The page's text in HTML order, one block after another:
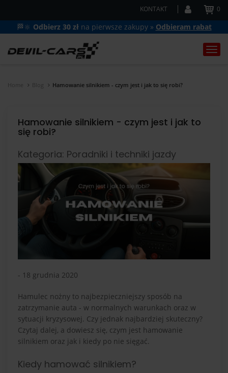
KONTAKT 0
🏁🔆 Odbierz 30 zł na pierwsze zakupy » Odbieram rabat
Home Blog Hamowanie silnikiem - czym jest i jak to się robi?
Hamowanie silnikiem - czym jest i jak to
się robi?
Kategoria: Poradniki i techniki jazdy
- 18 grudnia 2020
Hamulec nożny to najbezpieczniejszy sposób na
zatrzymanie auta - w normalnych warunkach oraz w
sytuacji kryzysowej. Czy jednak najbardziej skuteczny?
Czytaj dalej, a dowiesz się, czym jest hamowanie
silnikiem oraz jak i kiedy po nie sięgać.
Kiedy hamować silnikiem?